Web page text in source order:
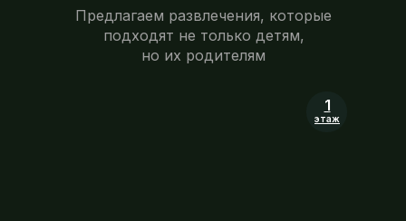
Предлагаем развлечения, которые
подходят не только детям,
но их родителям
этаж
1